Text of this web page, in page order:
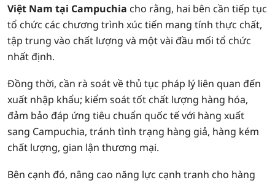
Việt Nam tại Campuchia cho rằng, hai bên cần tiếp tục
tổ chức các chương trình xúc tiến mang tính thực chất,
tập trung vào chất lượng và một vài đầu mối tổ chức
nhất định.
Đồng thời, cần rà soát về thủ tục pháp lý liên quan đến
xuất nhập khẩu; kiểm soát tốt chất lượng hàng hóa,
đảm bảo đáp ứng tiêu chuẩn quốc tế với hàng xuất
sang Campuchia, tránh tình trạng hàng giả, hàng kém
chất lượng, gian lận thương mại.
Bên cạnh đó, nâng cao năng lực cạnh tranh cho hàng